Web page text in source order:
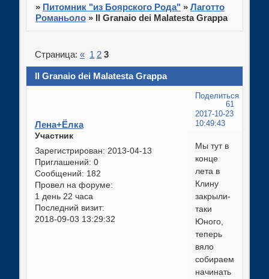
» Питомник "из Боярского Рода" » Лаготто
Романьоло » Il Granaio dei Malatesta Grappa
Il Granaio dei Malatesta Grappa
Страница: « 1 2 3
Поделиться
61
2017-10-23
10:49:43
Лена+Ёлка
Участник
Зарегистрирован: 2013-04-13
Приглашений: 0
Сообщений: 182
Провел на форуме:
1 день 22 часа
Последний визит:
2018-09-03 13:29:32
Мы тут в
конце
лета в
Клину
закрыли-
таки
Юного,
теперь
вяло
собираемся
начинать